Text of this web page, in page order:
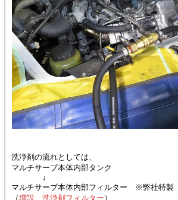
洗浄剤の流れとしては、
マルチサーブ本体内部タンク
↓
マルチサーブ本体内部フィルター ※弊社特製
（増設 洗浄剤フィルター ）